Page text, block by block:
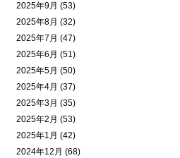
2025年9月 (53)
2025年8月 (32)
2025年7月 (47)
2025年6月 (51)
2025年5月 (50)
2025年4月 (37)
2025年3月 (35)
2025年2月 (53)
2025年1月 (42)
2024年12月 (68)